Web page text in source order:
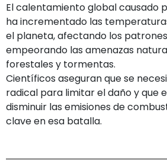
El calentamiento global causado
ha incrementado las
el planeta, afectando los
empeorando las amenazas
forestales y tormentas.
Científicos aseguran que se
radical para limitar el daño y que
disminuir las emisiones de
clave en esa batalla.